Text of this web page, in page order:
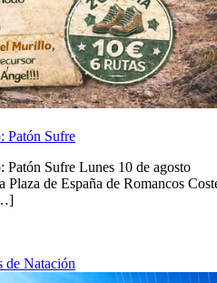
Patón Sufre
Patón Sufre Lunes 10 de agosto
Plaza de España de Romancos
Natación